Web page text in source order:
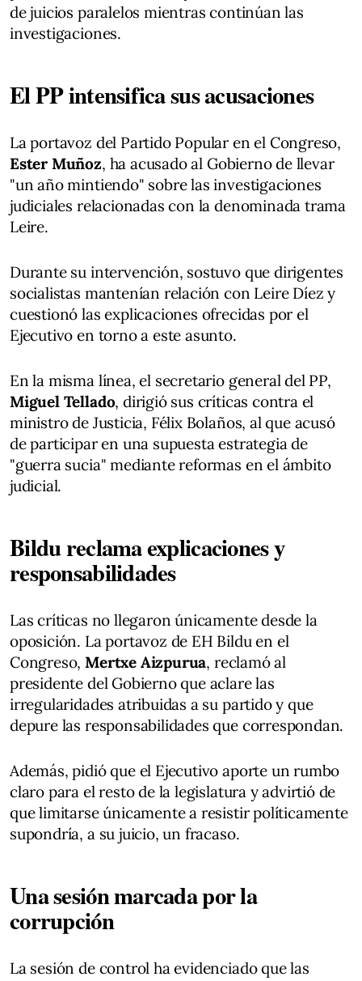
de juicios paralelos mientras continúan las
investigaciones.
El PP intensifica sus acusaciones
La portavoz del Partido Popular en el Congreso,
Ester Muñoz, ha acusado al Gobierno de llevar
"un año mintiendo" sobre las investigaciones
judiciales relacionadas con la denominada trama
Leire.
Durante su intervención, sostuvo que dirigentes
socialistas mantenían relación con Leire Díez y
cuestionó las explicaciones ofrecidas por el
Ejecutivo en torno a este asunto.
En la misma línea, el secretario general del PP,
Miguel Tellado, dirigió sus críticas contra el
ministro de Justicia, Félix Bolaños, al que acusó
de participar en una supuesta estrategia de
"guerra sucia" mediante reformas en el ámbito
judicial.
Bildu reclama explicaciones y
responsabilidades
Las críticas no llegaron únicamente desde la
oposición. La portavoz de EH Bildu en el
Congreso, Mertxe Aizpurua, reclamó al
presidente del Gobierno que aclare las
irregularidades atribuidas a su partido y que
depure las responsabilidades que correspondan.
Además, pidió que el Ejecutivo aporte un rumbo
claro para el resto de la legislatura y advirtió de
que limitarse únicamente a resistir políticamente
supondría, a su juicio, un fracaso.
Una sesión marcada por la
corrupción
La sesión de control ha evidenciado que las